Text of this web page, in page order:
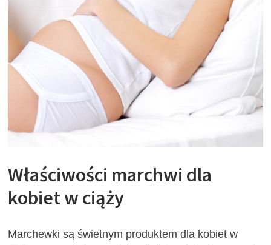
Właściwości marchwi dla
kobiet w ciąży
Marchewki są świetnym produktem dla kobiet w